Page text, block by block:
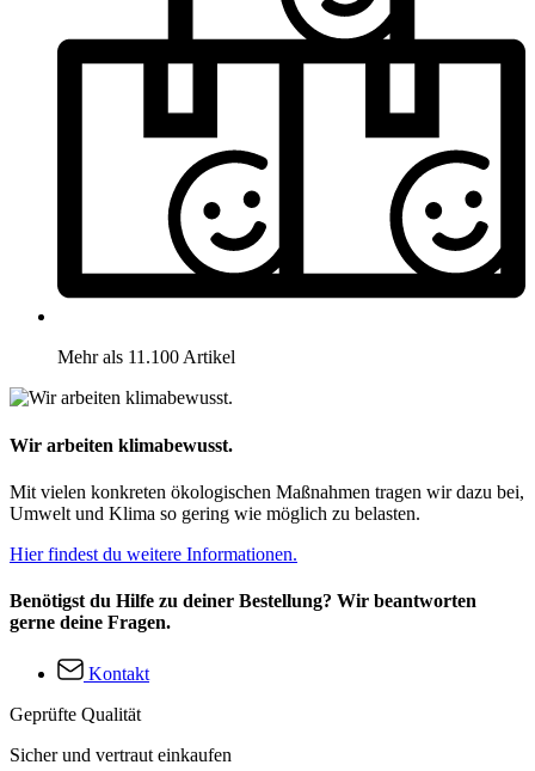
Mehr als 11.100 Artikel
Wir arbeiten klimabewusst.
Mit vielen konkreten ökologischen Maßnahmen tragen wir dazu bei,
Umwelt und Klima so gering wie möglich zu belasten.
Hier findest du weitere Informationen.
Benötigst du Hilfe zu deiner Bestellung? Wir beantworten
gerne deine Fragen.
Kontakt
Geprüfte Qualität
Sicher und vertraut einkaufen